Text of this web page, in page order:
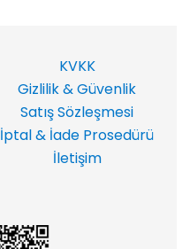
KVKK
Gizlilik & Güvenlik
Satış Sözleşmesi
İptal & İade Prosedürü
İletişim